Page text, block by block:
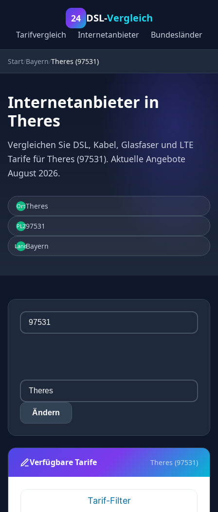
24 DSL-Vergleich
Tarifvergleich Internetanbieter Bundesländer
Start Bayern Theres (97531)
Internetanbieter in
Theres
Vergleichen Sie DSL, Kabel, Glasfaser und LTE
Tarife für Theres (97531). Aktuelle Angebote
August 2026.
OrtTheres
PLZ97531
LandBayern
Ändern
Verfügbare Tarife Theres (97531)